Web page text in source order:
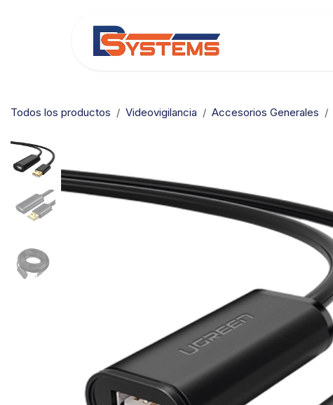
Todos los productos Videovigilancia Accesorios Generales